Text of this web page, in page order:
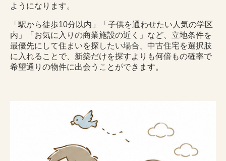
ようになります。
「駅から徒歩10分以内」「子供を通わせたい人気の学区
内」「お気に入りの商業施設の近く」など、立地条件を
最優先にして住まいを探したい場合、中古住宅を選択肢
に入れることで、新築だけを探すよりも何倍もの確率で
希望通りの物件に出会うことができます。